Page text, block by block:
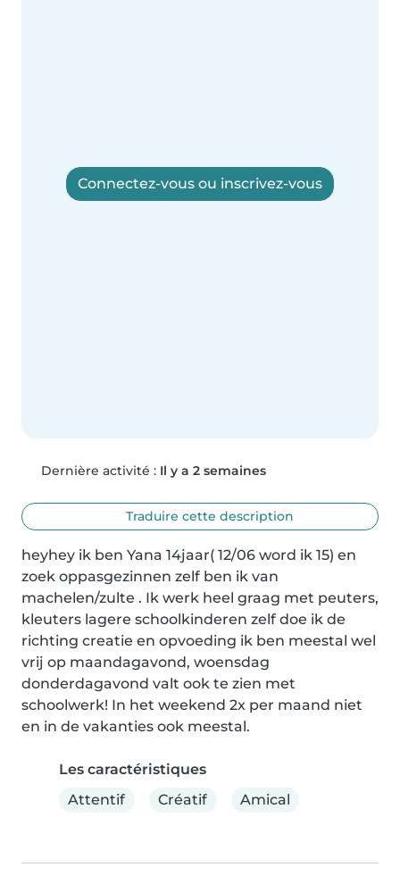
Connectez-vous ou inscrivez-vous
Dernière activité : Il y a 2 semaines
Traduire cette description
heyhey ik ben Yana 14jaar( 12/06 word ik 15) en
zoek oppasgezinnen zelf ben ik van
machelen/zulte . Ik werk heel graag met peuters,
kleuters lagere schoolkinderen zelf doe ik de
richting creatie en opvoeding ik ben meestal wel
vrij op maandagavond, woensdag
donderdagavond valt ook te zien met
schoolwerk! In het weekend 2x per maand niet
en in de vakanties ook meestal.
Les caractéristiques
Attentif
Créatif Amical